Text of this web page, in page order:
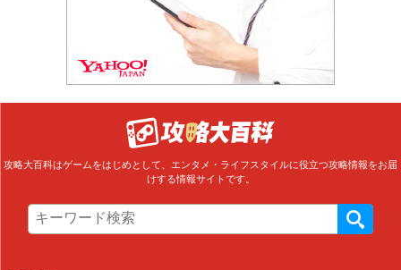
攻略大百科はゲームをはじめとして、エンタメ・ライフスタイルに役立つ攻略情報をお届
けする情報サイトです。